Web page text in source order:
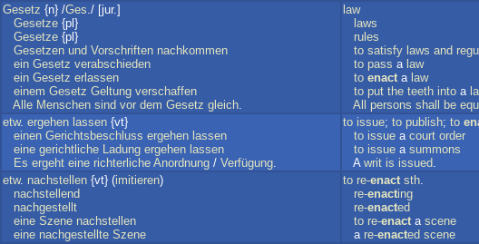
Gesetz {n} /Ges./ [jur.]
Gesetze {pl}
Gesetze {pl}
Gesetzen und Vorschriften nachkommen
ein Gesetz verabschieden
ein Gesetz erlassen
einem Gesetz Geltung verschaffen
Alle Menschen sind vor dem Gesetz gleich.
law
laws
rules
to satisfy laws and
to pass a law
to enact a law
to put the teeth into a
All
persons shall be
etw. ergehen lassen {vt}
einen Gerichtsbeschluss ergehen lassen
eine gerichtliche Ladung ergehen lassen
Es ergeht eine richterliche Anordnung / Verfügung.
to issue; to publish; to
to issue a court order
to issue a summons
A writ is issued.
etw. nachstellen {vt} (imitieren)
nachstellend
nachgestellt
eine Szene nachstellen
eine nachgestellte Szene
to re-enact sth.
re-enacting
re-enacted
to re-enact a scene
a re-enacted scene